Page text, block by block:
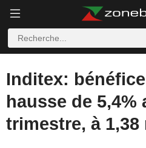
Inditex:
hausse de 5,4%
trimestre, à 1,38